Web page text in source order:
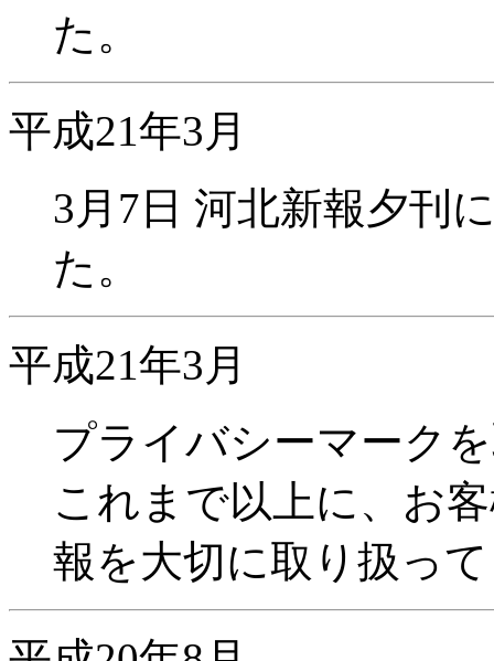
た。
平成21年3月
3月7日 河北新報夕刊
た。
平成21年3月
プライバシーマーク
これまで以上に、お
報を大切に取り扱っ